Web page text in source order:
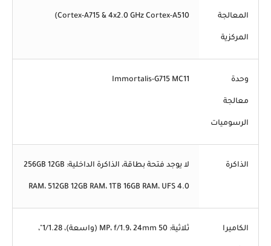
المعالجة
المركزية
Cortex-A715 & 4x2.0 GHz Cortex-A510)
وحدة
معالجة
الرسوميات
Immortalis-G715 MC11
الذاكرة لا يوجد فتحة بطاقة، الذاكرة الداخلية: 256GB 12GB
RAM، 512GB 12GB RAM، 1TB 16GB RAM، UFS 4.0
الكاميرا ثلاثية: 50 MP، f/1.9، 24mm (واسعة)، 1/1.28"،